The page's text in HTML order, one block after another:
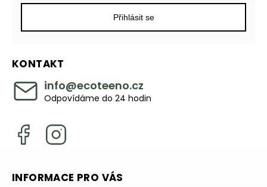
KONTAKT
info@ecoteeno.cz
Odpovídáme do 24 hodin
Přihlásit se
INFORMACE PRO VÁS